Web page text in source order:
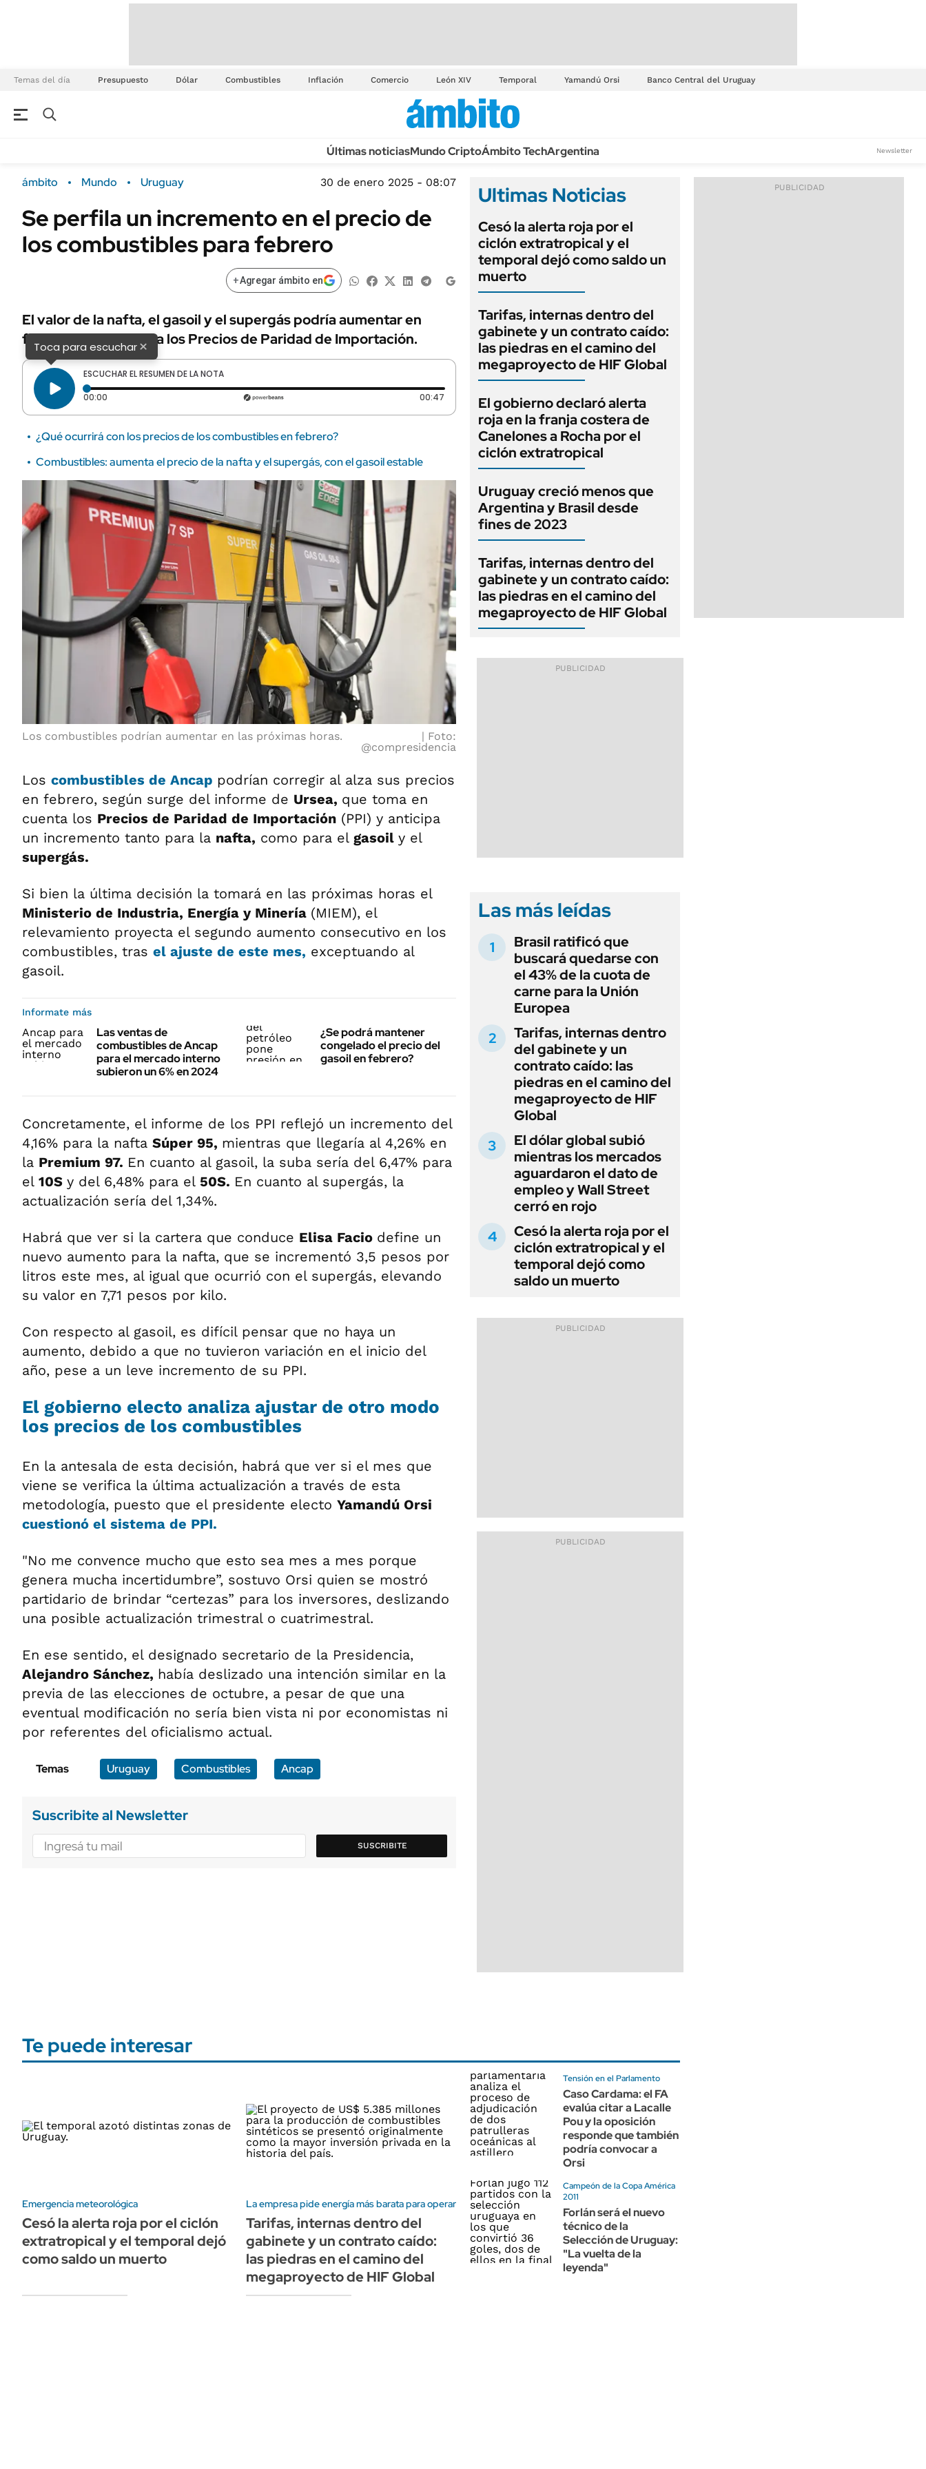
Temas del día Presupuesto Dólar Combustibles Inflación Comercio León XIV Temporal Yamandú Orsi Banco Central del Uruguay
Últimas noticiasMundo CriptoÁmbito TechArgentina Newsletter
ámbito Mundo Uruguay 30 de enero 2025 - 08:07
Se perfila un incremento en el precio de
los combustibles para febrero
+Agregar ámbito en
El valor de la nafta, el gasoil y el supergás podría aumentar en
febrero, de acuerdo a los Precios de Paridad de Importación.
Toca para escuchar×
ESCUCHAR EL RESUMEN DE LA NOTA
00:00 Tiempo transcurrido: 0 segundos 00:47 Duración: 47 segundos
¿Qué ocurrirá con los precios de los combustibles en febrero?
Combustibles: aumenta el precio de la nafta y el supergás, con el gasoil estable
Los combustibles podrían aumentar en las próximas horas.
Foto:
@compresidencia
Los combustibles de Ancap podrían corregir al alza sus precios
en febrero, según surge del informe de Ursea, que toma en
cuenta los Precios de Paridad de Importación (PPI) y anticipa
un incremento tanto para la nafta, como para el gasoil y el
supergás.
Si bien la última decisión la tomará en las próximas horas el
Ministerio de Industria, Energía y Minería (MIEM), el
relevamiento proyecta el segundo aumento consecutivo en los
combustibles, tras el ajuste de este mes, exceptuando al
gasoil.
Informate más
Las ventas de
combustibles de Ancap
para el mercado interno
subieron un 6% en 2024
¿Se podrá mantener
congelado el precio del
gasoil en febrero?
Concretamente, el informe de los PPI reflejó un incremento del
4,16% para la nafta Súper 95, mientras que llegaría al 4,26% en
la Premium 97. En cuanto al gasoil, la suba sería del 6,47% para
el 10S y del 6,48% para el 50S. En cuanto al supergás, la
actualización sería del 1,34%.
Habrá que ver si la cartera que conduce Elisa Facio define un
nuevo aumento para la nafta, que se incrementó 3,5 pesos por
litros este mes, al igual que ocurrió con el supergás, elevando
su valor en 7,71 pesos por kilo.
Con respecto al gasoil, es difícil pensar que no haya un
aumento, debido a que no tuvieron variación en el inicio del
año, pese a un leve incremento de su PPI.
El gobierno electo analiza ajustar de otro modo
los precios de los combustibles
En la antesala de esta decisión, habrá que ver si el mes que
viene se verifica la última actualización a través de esta
metodología, puesto que el presidente electo Yamandú Orsi
cuestionó el sistema de PPI.
"No me convence mucho que esto sea mes a mes porque
genera mucha incertidumbre”, sostuvo Orsi quien se mostró
partidario de brindar “certezas” para los inversores, deslizando
una posible actualización trimestral o cuatrimestral.
En ese sentido, el designado secretario de la Presidencia,
Alejandro Sánchez, había deslizado una intención similar en la
previa de las elecciones de octubre, a pesar de que una
eventual modificación no sería bien vista ni por economistas ni
por referentes del oficialismo actual.
Temas Uruguay Combustibles Ancap
Suscribite al Newsletter
SUSCRIBITE
Ultimas Noticias
Cesó la alerta roja por el
ciclón extratropical y el
temporal dejó como saldo un
muerto
Tarifas, internas dentro del
gabinete y un contrato caído:
las piedras en el camino del
megaproyecto de HIF Global
El gobierno declaró alerta
roja en la franja costera de
Canelones a Rocha por el
ciclón extratropical
Uruguay creció menos que
Argentina y Brasil desde
fines de 2023
Tarifas, internas dentro del
gabinete y un contrato caído:
las piedras en el camino del
megaproyecto de HIF Global
Las más leídas
Brasil ratificó que
buscará quedarse con
el 43% de la cuota de
carne para la Unión
Europea
Tarifas, internas dentro
del gabinete y un
contrato caído: las
piedras en el camino del
megaproyecto de HIF
Global
El dólar global subió
mientras los mercados
aguardaron el dato de
empleo y Wall Street
cerró en rojo
Cesó la alerta roja por el
ciclón extratropical y el
temporal dejó como
saldo un muerto
Te puede interesar
Emergencia meteorológica
Cesó la alerta roja por el ciclón
extratropical y el temporal dejó
como saldo un muerto
La empresa pide energía más barata para operar
Tarifas, internas dentro del
gabinete y un contrato caído:
las piedras en el camino del
megaproyecto de HIF Global
Tensión en el Parlamento
Caso Cardama: el FA
evalúa citar a Lacalle
Pou y la oposición
responde que también
podría convocar a
Orsi
Campeón de la Copa América
2011
Forlán será el nuevo
técnico de la
Selección de Uruguay:
"La vuelta de la
leyenda"